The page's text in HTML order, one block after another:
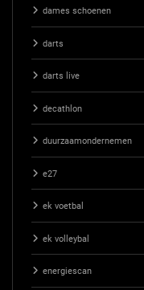
dames schoenen
darts
darts live
decathlon
duurzaamondernemen
e27
ek voetbal
ek volleybal
energiescan